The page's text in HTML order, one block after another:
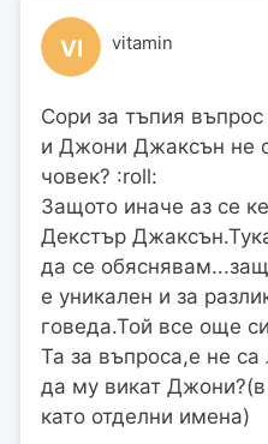
VI vitamin
Сори за тъпия
и Джони Джаксън не
човек? :roll:
Защото иначе аз се
Декстър
да се
е уникален и за
говеда.Той все още
Та за въпроса,е не
да му викат Джони?(в
като отделни имена)